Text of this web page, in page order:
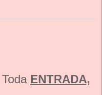
Toda ENTRADA,